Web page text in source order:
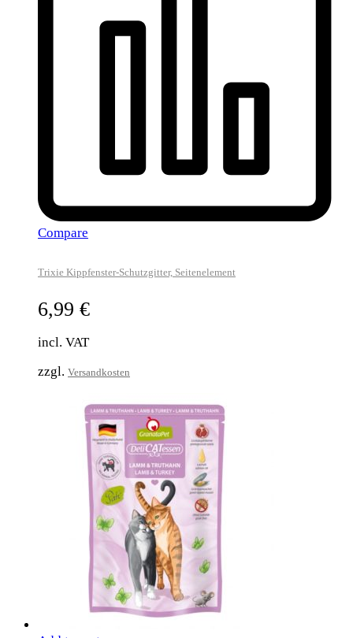
Compare
Trixie Kippfenster-Schutzgitter, Seitenelement
6,99 €
incl. VAT
zzgl. Versandkosten